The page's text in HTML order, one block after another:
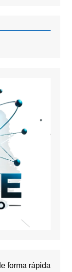
forma rápida